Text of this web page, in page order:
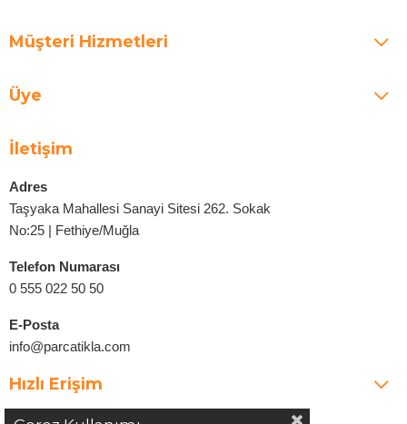
Müşteri Hizmetleri
Üye
İletişim
Adres
Taşyaka Mahallesi Sanayi Sitesi 262. Sokak
No:25 | Fethiye/Muğla
Telefon Numarası
0 555 022 50 50
E-Posta
info@parcatikla.com
Hızlı Erişim